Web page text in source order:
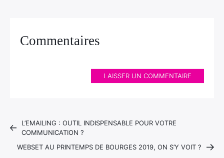
Commentaires
LAISSER UN COMMENTAIRE
L’EMAILING : OUTIL INDISPENSABLE POUR VOTRE
COMMUNICATION ?
WEBSET AU PRINTEMPS DE BOURGES 2019, ON S’Y VOIT ?